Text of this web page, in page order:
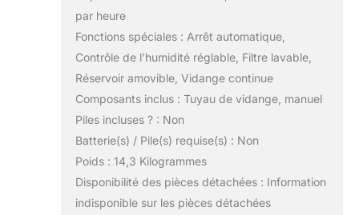
par heure
Fonctions spéciales : Arrêt automatique,
Contrôle de l’humidité réglable, Filtre lavable,
Réservoir amovible, Vidange continue
Composants inclus : Tuyau de vidange, manuel
Piles incluses ? : Non
Batterie(s) / Pile(s) requise(s) : Non
Poids : 14,3 Kilogrammes
Disponibilité des pièces détachées : Information
indisponible sur les pièces détachées